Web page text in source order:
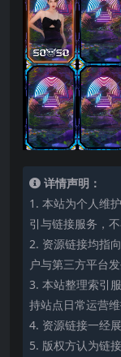
详情声明：
1. 本站为个人维
引与链接服务，
2. 资源链接均指
户与第三方平台
3. 本站整理索引
持站点日常运营维
4. 资源链接一经
5. 版权方认为链